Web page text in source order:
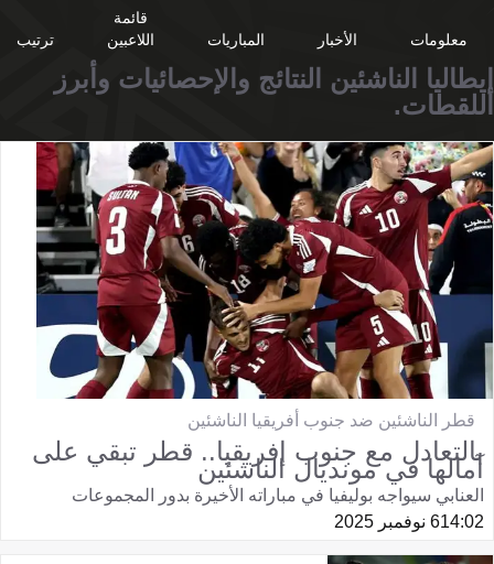
معلومات الأخبار المباريات
قائمة
اللاعبين
ترتيب
إيطاليا الناشئين النتائج والإحصائيات وأبرز
اللقطات.
قطر الناشئين ضد جنوب أفريقيا الناشئين
بالتعادل مع جنوب إفريقيا.. قطر تبقي على
آمالها في مونديال الناشئين
العنابي سيواجه بوليفيا في مباراته الأخيرة بدور المجموعات
14:026 نوفمبر 2025